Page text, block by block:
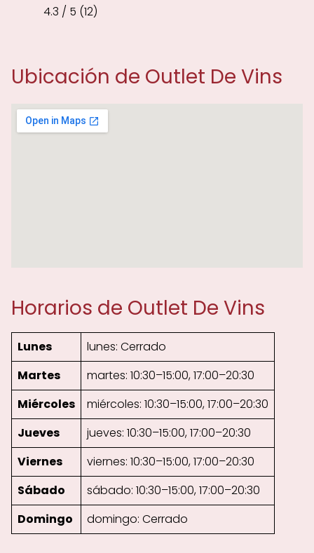
4.3 / 5 (12)
Ubicación de Outlet De Vins
Horarios de Outlet De Vins
Lunes
lunes: Cerrado
Martes
martes: 10:30–15:00, 17:00–20:30
Miércoles
miércoles: 10:30–15:00, 17:00–20:30
Jueves
jueves: 10:30–15:00, 17:00–20:30
Viernes
viernes: 10:30–15:00, 17:00–20:30
Sábado
sábado: 10:30–15:00, 17:00–20:30
Domingo
domingo: Cerrado